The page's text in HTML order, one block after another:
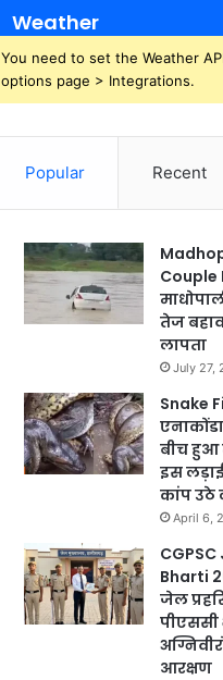
Weather
You need to set the Weather
options page > Integrations.
Popular Recent
Couple
तेज
लापता
July 27,
Snake
बीच हुआ
इस
कांप उठे
April 6,
Bharti
जेल
पीएससी
आरक्षण